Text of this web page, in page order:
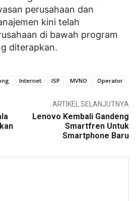
perusahaan dan
kini telah
di bawah program
diterapkan.
Internet ISP MVNO Operator
ARTIKEL SELANJUTNYA
Lenovo Kembali Gandeng
Smartfren Untuk
Smartphone Baru